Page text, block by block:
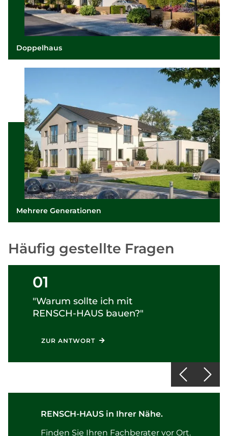
Doppelhaus
Mehrere Generationen
Häufig gestellte Fragen
01
"Warum sollte ich mit
RENSCH-HAUS bauen?"
ZUR ANTWORT
RENSCH-HAUS in Ihrer Nähe.
Finden Sie Ihren Fachberater vor Ort.